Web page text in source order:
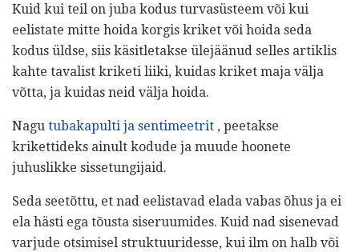
Kuid kui teil on juba kodus turvasüsteem või kui
eelistate mitte hoida korgis kriket või hoida seda
kodus üldse, siis käsitletakse ülejäänud selles artiklis
kahte tavalist kriketi liiki, kuidas kriket maja välja
võtta, ja kuidas neid välja hoida.
Nagu tubakapulti ja sentimeetrit , peetakse
krikettideks ainult kodude ja muude hoonete
juhuslikke sissetungijaid.
Seda seetõttu, et nad eelistavad elada vabas õhus ja ei
ela hästi ega tõusta siseruumides. Kuid nad sisenevad
varjude otsimisel struktuuridesse, kui ilm on halb või